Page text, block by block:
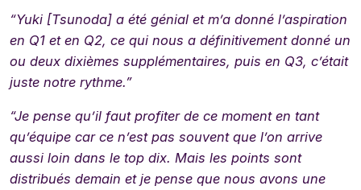
“Yuki [Tsunoda] a été génial et m’a donné l’aspiration
en Q1 et en Q2, ce qui nous a définitivement donné un
ou deux dixièmes supplémentaires, puis en Q3, c’était
juste notre rythme.”
“Je pense qu’il faut profiter de ce moment en tant
qu’équipe car ce n’est pas souvent que l’on arrive
aussi loin dans le top dix. Mais les points sont
distribués demain et je pense que nous avons une